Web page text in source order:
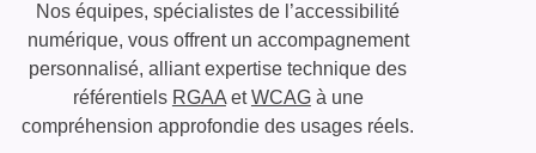
Nos équipes, spécialistes de l’accessibilité
numérique, vous offrent un accompagnement
personnalisé, alliant expertise technique des
référentiels RGAAetWCAGà une
compréhension approfondie des usages réels.